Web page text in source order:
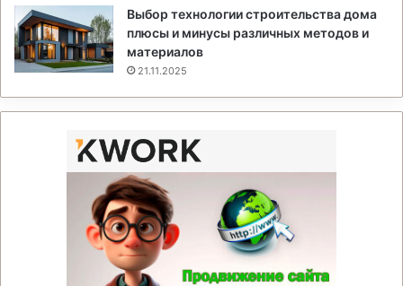
Выбор технологии строительства дома
плюсы и минусы различных методов и
материалов
21.11.2025